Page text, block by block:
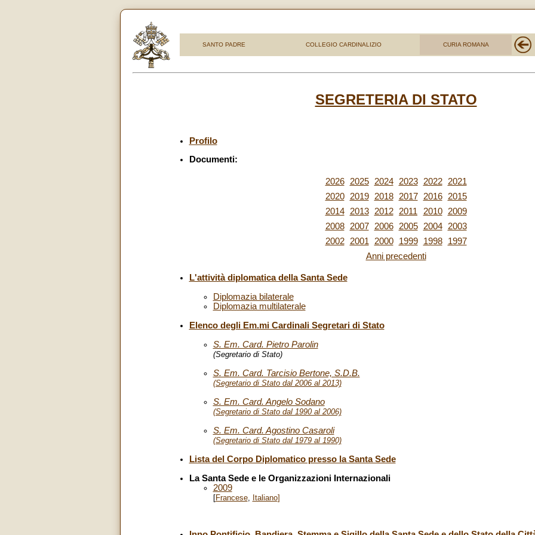
SANTO PADRE COLLEGIO CARDINALIZIO CURIA ROMANA
SEGRETERIA DI STATO
Profilo
Documenti:
2026 2025 2024 2023 2022
2021
2020
2019 2018 2017 2016
2015
2014
2013 2012 2011 2010
2009
2008
2007 2006 2005 2004
2003
2002
2001 2000 1999 1998
1997
Anni precedenti
L'attività diplomatica della Santa Sede
Diplomazia bilaterale
Diplomazia multilaterale
Elenco degli Em.mi Cardinali Segretari di Stato
S. Em. Card. Pietro Parolin
(Segretario di Stato)
S. Em. Card. Tarcisio Bertone, S.D.B.
(Segretario di Stato dal 2006 al 2013)
S. Em. Card. Angelo Sodano
(Segretario di Stato dal 1990 al 2006)
S. Em. Card. Agostino Casaroli
(Segretario di Stato dal 1979 al 1990)
Lista del Corpo Diplomatico presso la Santa Sede
La Santa Sede e le Organizzazioni Internazionali
2009
[Francese, Italiano]